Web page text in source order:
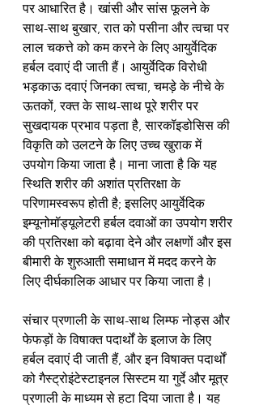
पर आधारित है। खांसी और सांस फूलने के
साथ-साथ बुखार, रात को पसीना और त्वचा पर
लाल चकत्ते को कम करने के लिए आयुर्वेदिक
हर्बल दवाएं दी जाती हैं। आयुर्वेदिक विरोधी
भड़काऊ दवाएं जिनका त्वचा, चमड़े के नीचे के
ऊतकों, रक्त के साथ-साथ पूरे शरीर पर
सुखदायक प्रभाव पड़ता है, सारकॉइडोसिस की
विकृति को उलटने के लिए उच्च खुराक में
उपयोग किया जाता है। माना जाता है कि यह
स्थिति शरीर की अशांत प्रतिरक्षा के
परिणामस्वरूप होती है; इसलिए आयुर्वेदिक
इम्यूनोमॉड्यूलेटरी हर्बल दवाओं का उपयोग शरीर
की प्रतिरक्षा को बढ़ावा देने और लक्षणों और इस
बीमारी के शुरुआती समाधान में मदद करने के
लिए दीर्घकालिक आधार पर किया जाता है।
संचार प्रणाली के साथ-साथ लिम्फ नोड्स और
फेफड़ों के विषाक्त पदार्थों के इलाज के लिए
हर्बल दवाएं दी जाती हैं, और इन विषाक्त पदार्थों
को गैस्ट्रोइंटेस्टाइनल सिस्टम या गुर्दे और मूत्र
प्रणाली के माध्यम से हटा दिया जाता है। यह